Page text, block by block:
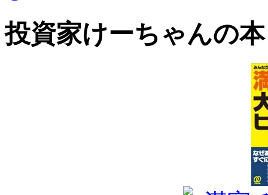
投資家けーちゃんの本